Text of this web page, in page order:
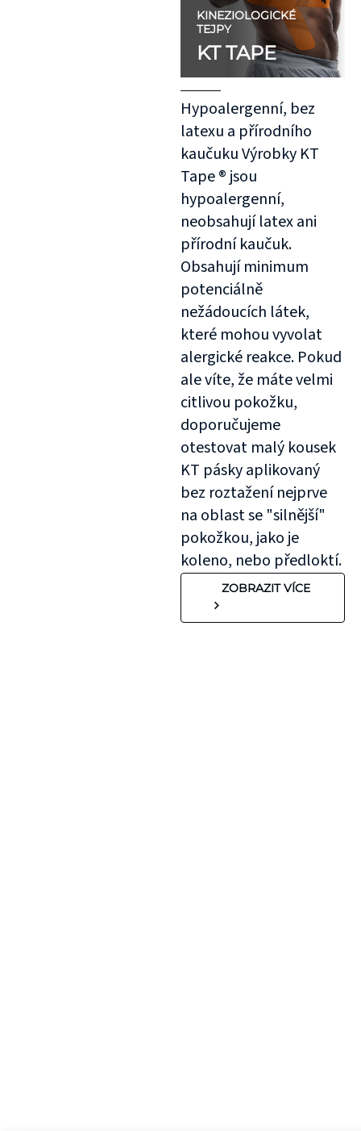
KINEZIOLOGICKÉ
TEJPY
KT TAPE
Hypoalergenní, bez
latexu a přírodního
kaučuku Výrobky KT
Tape ® jsou
hypoalergenní,
neobsahují latex ani
přírodní kaučuk.
Obsahují minimum
potenciálně
nežádoucích látek,
které mohou vyvolat
alergické reakce. Pokud
ale víte, že máte velmi
citlivou pokožku,
doporučujeme
otestovat malý kousek
KT pásky aplikovaný
bez roztažení nejprve
na oblast se "silnější"
pokožkou, jako je
koleno, nebo předloktí.
ZOBRAZIT VÍCE